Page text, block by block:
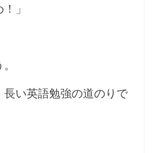
」
い英語勉強の道のりで